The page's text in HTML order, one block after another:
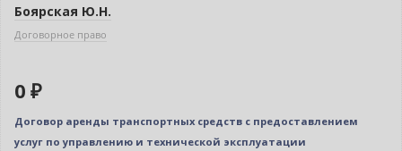
Боярская Ю.Н.
Договорное право
0 ₽
Договор аренды транспортных средств с предоставлением
услуг по управлению и технической эксплуатации